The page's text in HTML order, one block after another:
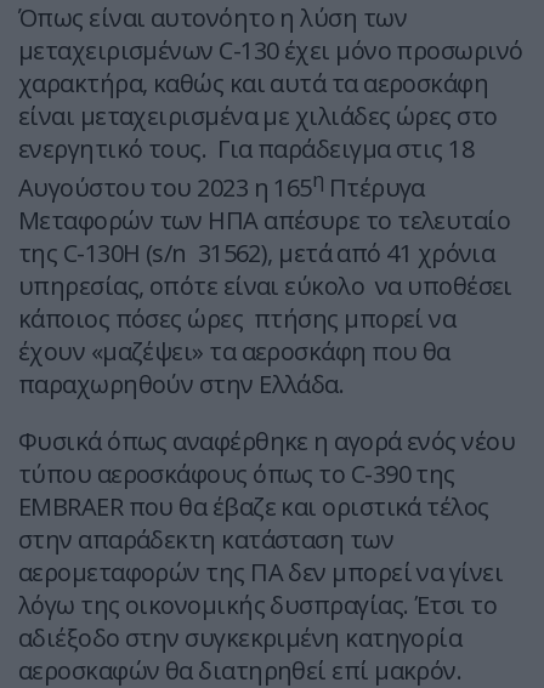
Όπως είναι αυτονόητο η λύση των
μεταχειρισμένων C-130 έχει μόνο προσωρινό
χαρακτήρα, καθώς και αυτά τα αεροσκάφη
είναι μεταχειρισμένα με χιλιάδες ώρες στο
ενεργητικό τους. Για παράδειγμα στις 18
Αυγούστου του 2023 η 165η Πτέρυγα
Μεταφορών των ΗΠΑ απέσυρε το τελευταίο
της C-130H (s/n 31562), μετά από 41 χρόνια
υπηρεσίας, οπότε είναι εύκολο να υποθέσει
κάποιος πόσες ώρες πτήσης μπορεί να
έχουν «μαζέψει» τα αεροσκάφη που θα
παραχωρηθούν στην Ελλάδα.
Φυσικά όπως αναφέρθηκε η αγορά ενός νέου
τύπου αεροσκάφους όπως το C-390 της
EMBRAER που θα έβαζε και οριστικά τέλος
στην απαράδεκτη κατάσταση των
αερομεταφορών της ΠΑ δεν μπορεί να γίνει
λόγω της οικονομικής δυσπραγίας. Έτσι το
αδιέξοδο στην συγκεκριμένη κατηγορία
αεροσκαφών θα διατηρηθεί επί μακρόν.